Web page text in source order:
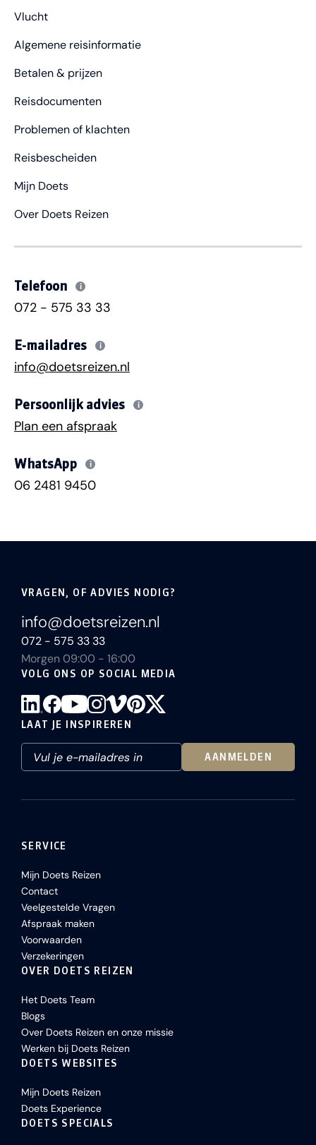
Vlucht
Algemene reisinformatie
Betalen & prijzen
Reisdocumenten
Problemen of klachten
Reisbescheiden
Mijn Doets
Over Doets Reizen
Telefoon i
072 - 575 33 33
E-mailadres i
info@doetsreizen.nl
Persoonlijk advies i
Plan een afspraak
WhatsApp i
06 2481 9450
VRAGEN, OF ADVIES NODIG?
info@doetsreizen.nl
072 - 575 33 33
Morgen 09:00 - 16:00
VOLG ONS OP SOCIAL MEDIA
LAAT JE INSPIREREN
AANMELDEN
SERVICE
Mijn Doets Reizen
Contact
Veelgestelde Vragen
Afspraak maken
Voorwaarden
Verzekeringen
OVER DOETS REIZEN
Het Doets Team
Blogs
Over Doets Reizen en onze missie
Werken bij Doets Reizen
DOETS WEBSITES
Mijn Doets Reizen
Doets Experience
DOETS SPECIALS